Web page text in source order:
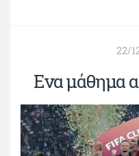
22/
Ενα μάθημα